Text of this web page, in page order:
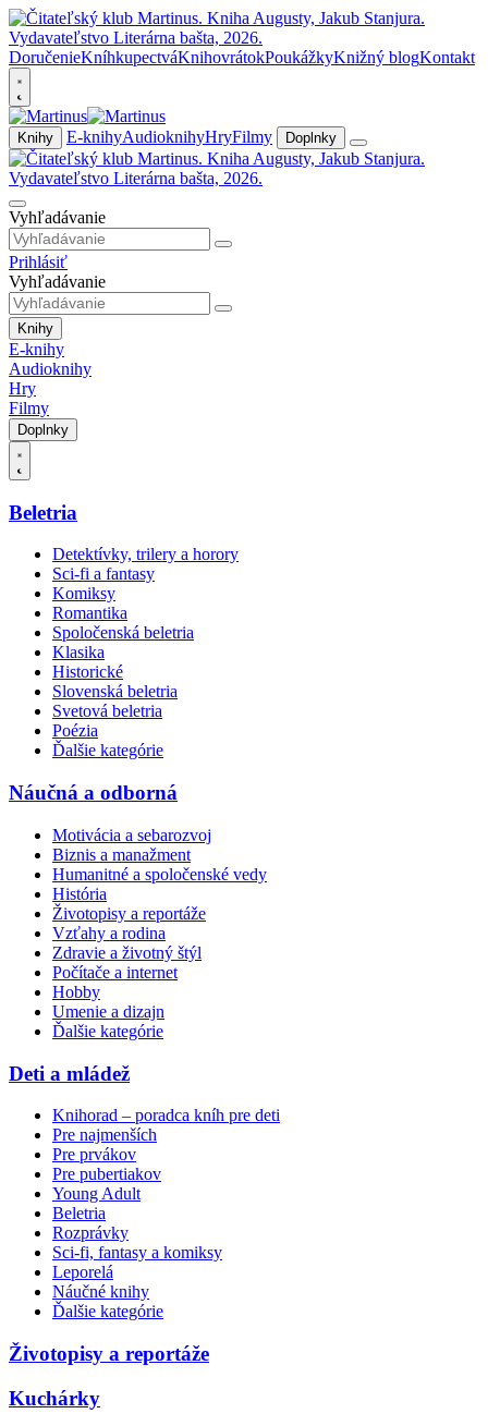
DoručenieKníhkupectváKnihovrátokPoukážkyKnižný blogKontakt
Knihy E-knihyAudioknihyHryFilmy Doplnky
Vyhľadávanie
Prihlásiť
Vyhľadávanie
Knihy
E-knihy
Audioknihy
Hry
Filmy
Doplnky
Beletria
Detektívky, trilery a horory
Sci-fi a fantasy
Komiksy
Romantika
Spoločenská beletria
Klasika
Historické
Slovenská beletria
Svetová beletria
Poézia
Ďalšie kategórie
Náučná a odborná
Motivácia a sebarozvoj
Biznis a manažment
Humanitné a spoločenské vedy
História
Životopisy a reportáže
Vzťahy a rodina
Zdravie a životný štýl
Počítače a internet
Hobby
Umenie a dizajn
Ďalšie kategórie
Deti a mládež
Knihorad – poradca kníh pre deti
Pre najmenších
Pre prvákov
Pre pubertiakov
Young Adult
Beletria
Rozprávky
Sci-fi, fantasy a komiksy
Leporelá
Náučné knihy
Ďalšie kategórie
Životopisy a reportáže
Kuchárky